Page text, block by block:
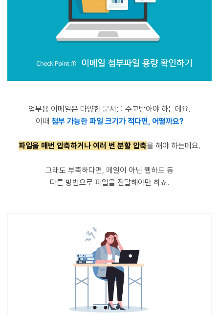
업무용 이메일은 다양한 문서를 주고받아야 하는데요.
이때 첨부 가능한 파일 크기가 적다면, 어떨까요?
파일을 매번 압축하거나 여러 번 분할 압축을 해야 하는데요.
그래도 부족하다면, 메일이 아닌 웹하드 등
다른 방법으로 파일을 전달해야만 하죠.